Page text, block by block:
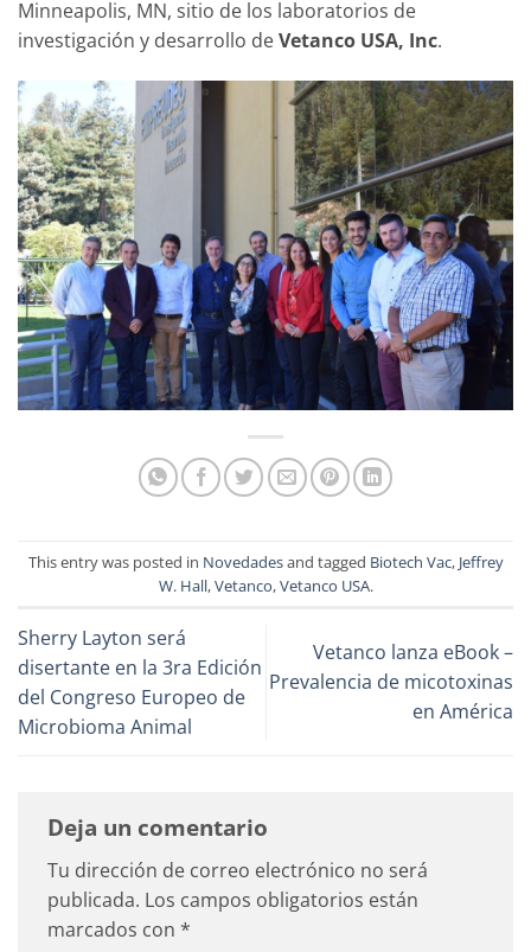
Minneapolis, MN, sitio de los laboratorios de
investigación y desarrollo deVetanco USA, Inc.
This entry was posted in Novedadesand tagged Biotech Vac, Jeffrey
W. Hall,Vetanco,Vetanco USA.
Sherry Layton será
disertante en la 3ra Edición
del Congreso Europeo de
Microbioma Animal
Vetanco lanza eBook –
Prevalencia de micotoxinas
en América
Deja un comentario
Tu dirección de correo electrónico no será
publicada. Los campos obligatorios están
marcados con *